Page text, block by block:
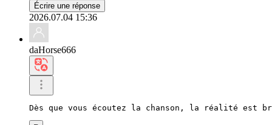
Écrire une réponse
2026.07.04 15:36
daHorse666
Dès que vous écoutez la chanson, la réalité est